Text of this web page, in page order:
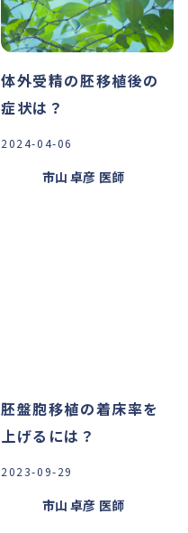
体外受精の胚移植後の
症状は？
2024-04-06
市山 卓彦 医師
胚盤胞移植の着床率を
上げるには？
2023-09-29
市山 卓彦 医師